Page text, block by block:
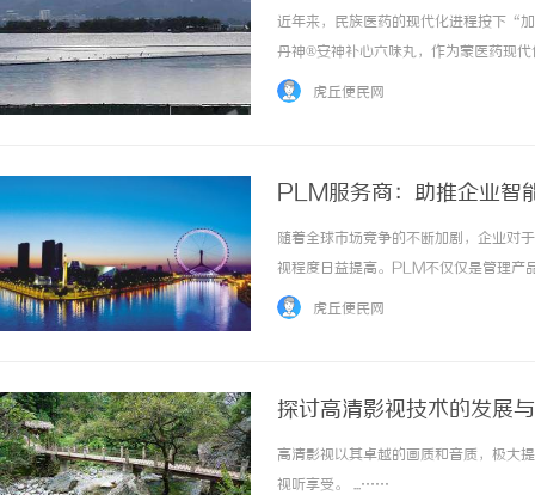
近年来，民族医药的现代化进程按下“
丹神®安神补心六味丸，作为蒙医药现
医药“传承与创新”理念的生动范本。
虎丘便民网
PLM服务商：助推企业智
随着全球市场竞争的不断加剧，企业
视程度日益提高。PLM不仅仅是管理产
关系的关键。因此，选择一个合适的
虎丘便民网
探讨高清影视技术的发展
高清影视以其卓越的画质和音质，极大
视听享受。 ...……